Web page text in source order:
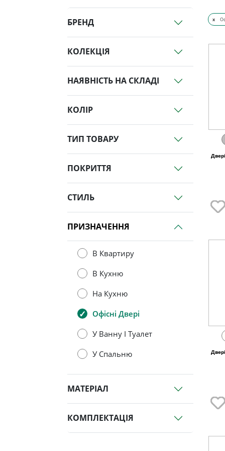
БРЕНД
КОЛЕКЦІЯ
НАЯВНІСТЬ НА СКЛАДІ
КОЛІР
ТИП ТОВАРУ
ПОКРИТТЯ
СТИЛЬ
ПРИЗНАЧЕННЯ
В Квартиру
В Кухню
На Кухню
Офісні Двері
У Ванну І Туалет
У Спальню
МАТЕРІАЛ
КОМПЛЕКТАЦІЯ
x